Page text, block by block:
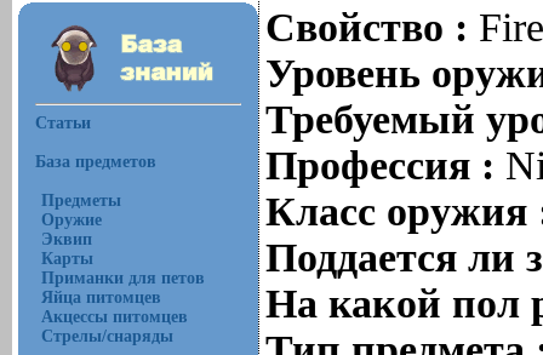
Статьи
База предметов
Предметы
Оружие
Эквип
Карты
Приманки для петов
Яйца питомцев
Акцессы питомцев
Стрелы/снаряды
Свойство :
Уровень
Требуемый
Профессия :
Класс
Поддается ли
На какой пол